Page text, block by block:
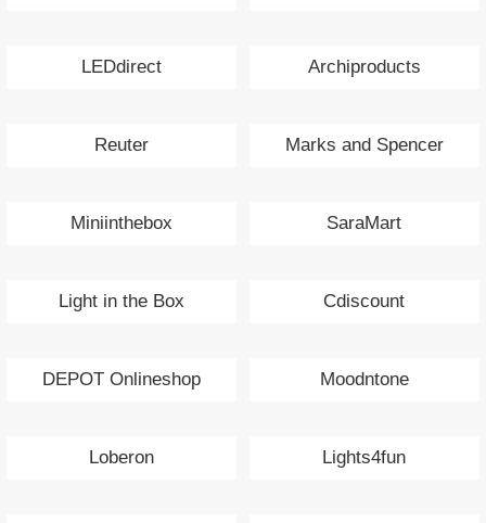
LEDdirect Archiproducts
Reuter Marks and Spencer
Miniinthebox SaraMart
Light in the Box Cdiscount
DEPOT Onlineshop Moodntone
Loberon Lights4fun